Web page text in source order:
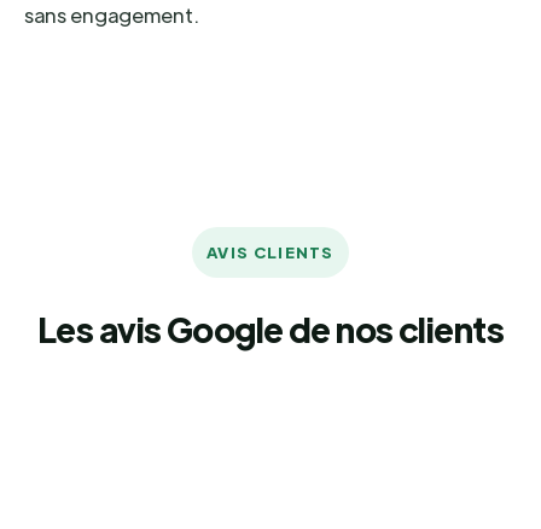
sans engagement.
AVIS CLIENTS
Les avis Google de nos clients